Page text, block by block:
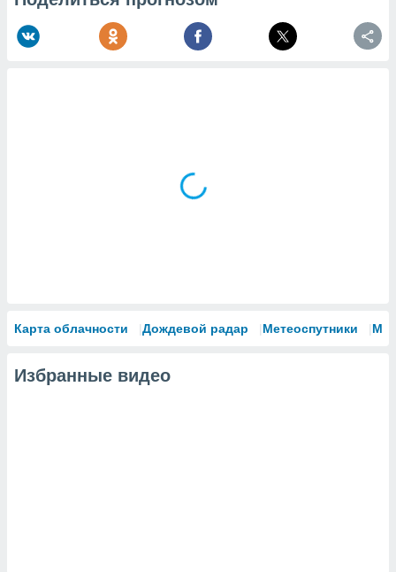
Карта облачности Дождевой радар Метеоспутники
Избранные видео